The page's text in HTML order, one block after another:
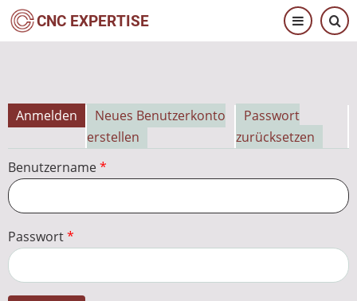
Direkt
zum
CNC EXPERTISE
Primäre
Reiter
Anmelden
Neues Benutzerkonto
erstellen
Passwort
zurücksetzen
Benutzername
Passwort